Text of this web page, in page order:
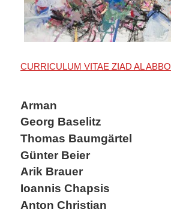
CURRICULUM VITAE ZIAD AL ABBO
Arman
Georg Baselitz
Thomas Baumgärtel
Günter Beier
Arik Brauer
Ioannis Chapsis
Anton Christian